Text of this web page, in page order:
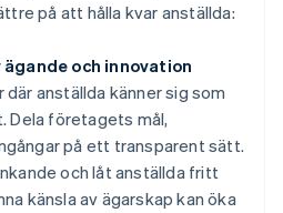
på att hålla kvar anställda:
och innovation
anställda känner sig som
Dela företagets mål,
på ett transparent sätt.
och låt anställda fritt
känsla av ägarskap kan öka